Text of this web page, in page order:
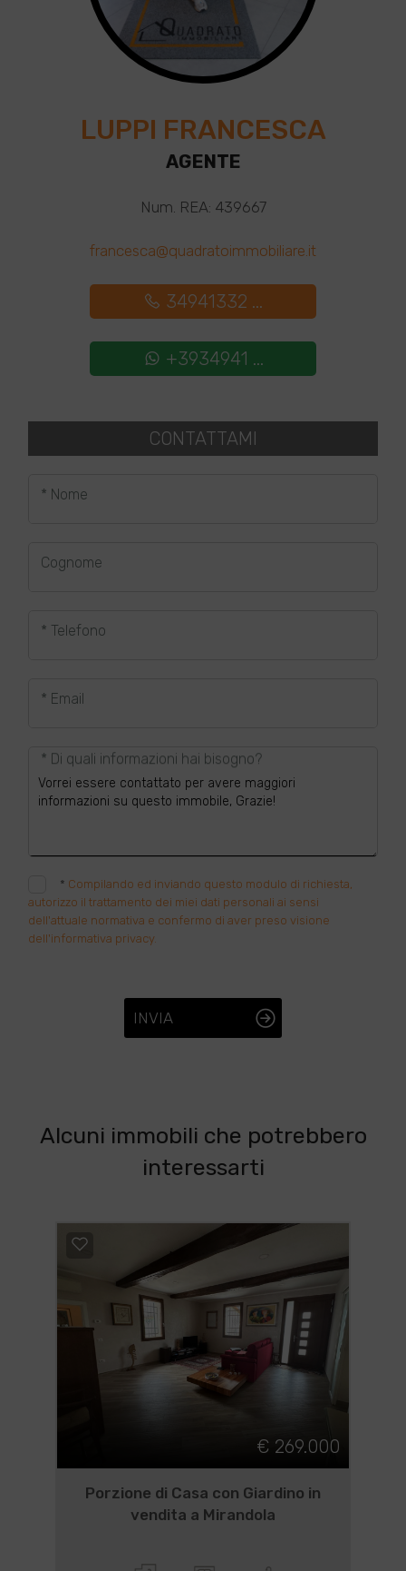
LUPPI FRANCESCA
AGENTE
Num. REA: 439667
francesca@quadratoimmobiliare.it
34941332 ...
+3934941 ...
CONTATTAMI
* Nome
Cognome
* Telefono
* Email
* Di quali informazioni hai bisogno?
* Compilando ed inviando questo modulo di richiesta,
autorizzo il trattamento dei miei dati personali ai sensi
dell'attuale normativa e confermo di aver preso visione
dell'informativa privacy.
INVIA
Alcuni immobili che potrebbero
interessarti
€ 269.000
Porzione di Casa con Giardino in
vendita a Mirandola